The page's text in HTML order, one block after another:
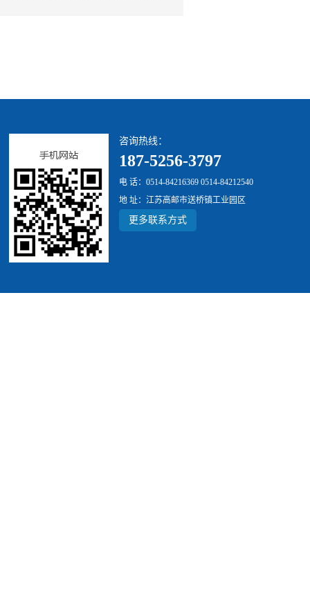
咨询热线：
187-5256-3797
电 话：0514-84216369 0514-84212540
地 址：江苏高邮市送桥镇工业园区
更多联系方式